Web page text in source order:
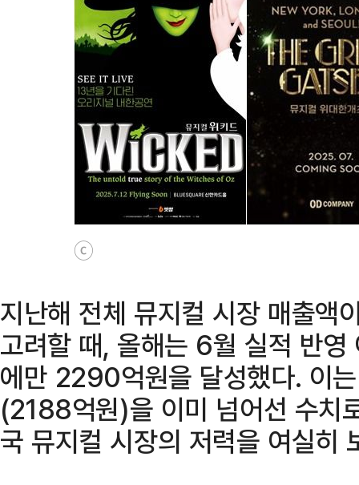
ⓒ
지난해 전체 뮤지컬 시장 매출
고려할 때, 올해는 6월 실적 반영
에만 2290억원을 달성했다. 이
(2188억원)을 이미 넘어선 수치
국 뮤지컬 시장의 저력을 여실히